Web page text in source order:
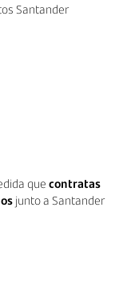
Santander
que contratas
junto a Santander